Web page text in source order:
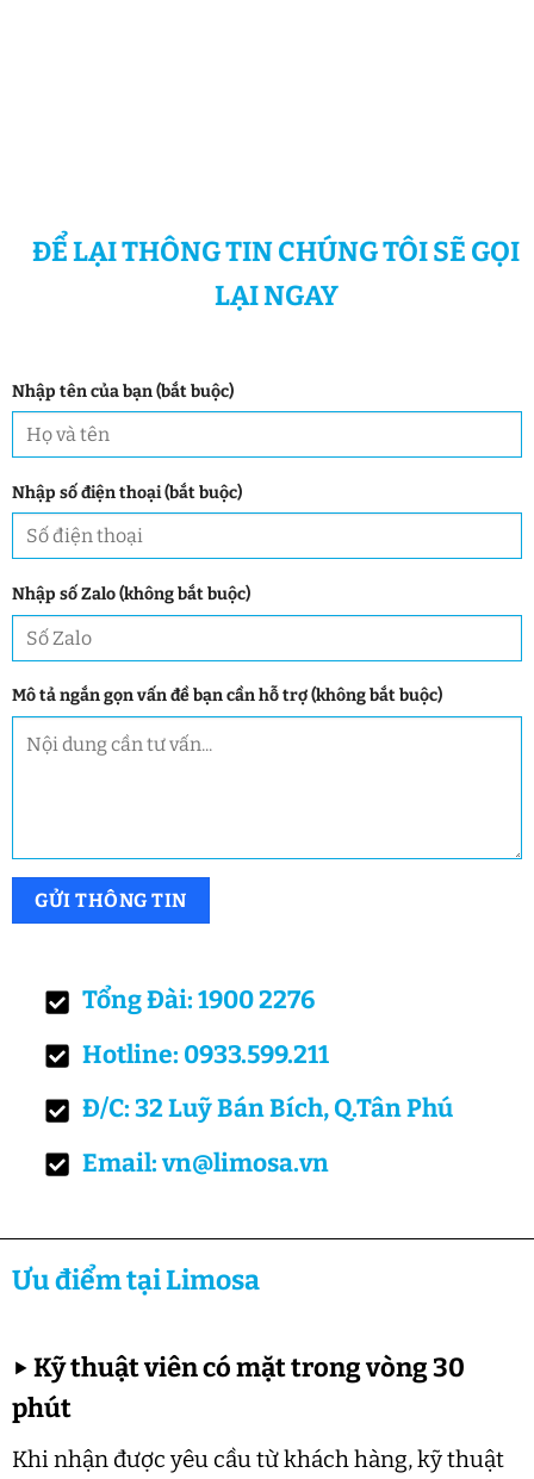
ĐỂ LẠI THÔNG TIN CHÚNG TÔI SẼ GỌI
LẠI NGAY
Nhập tên của bạn (bắt buộc)
Nhập số điện thoại (bắt buộc)
Nhập số Zalo (không bắt buộc)
Mô tả ngắn gọn vấn đề bạn cần hỗ trợ (không bắt buộc)
Tổng Đài: 1900 2276
Hotline: 0933.599.211
Đ/C: 32 Luỹ Bán Bích, Q.Tân Phú
Email: vn@limosa.vn
Ưu điểm tại Limosa
▶Kỹ thuật viên có mặt trong vòng 30
phút
Khi nhận được yêu cầu từ khách hàng, kỹ thuật